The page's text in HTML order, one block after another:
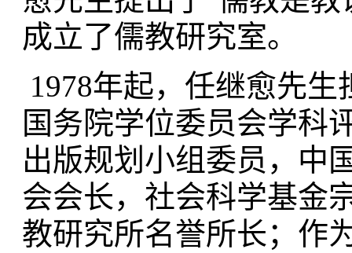
成立了儒教研究室。
1978年起，任继愈先
国务院学位委员会学科
出版规划小组委员，中
会会长，社会科学基金
教研究所名誉所长；作